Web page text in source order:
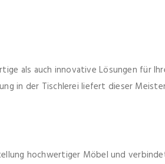
als auch innovative Lösungen für
in der Tischlerei liefert dieser
hochwertiger Möbel und